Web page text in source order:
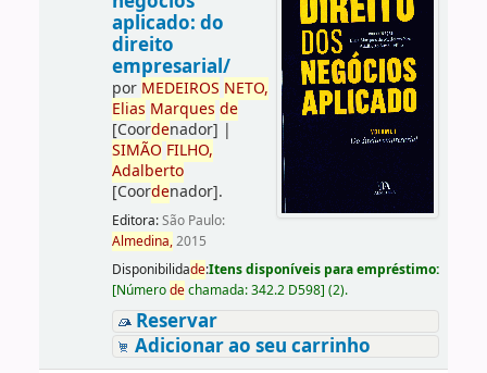
aplicado: do
direito
empresarial/
por MEDEIROS NETO,
Elias Marques de
[Coordenador] |
SIMÃO FILHO,
Adalberto
[Coordenador].
Editora:São Paulo:
Almedina,2015
Disponibilidade:Itens disponíveis para empréstimo:
[Númerodechamada:342.2 D598] (2).
Reservar
Adicionar ao seu carrinho